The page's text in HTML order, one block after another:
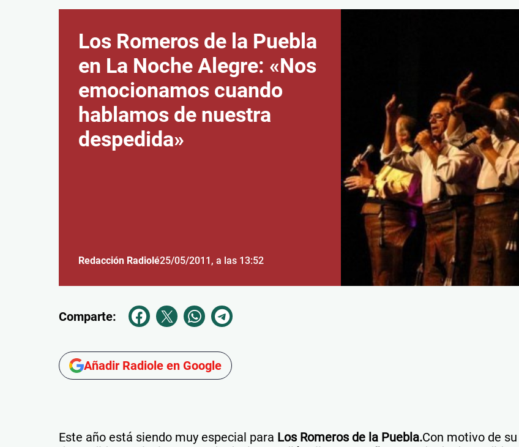
Los Romeros de la Puebla
en La Noche Alegre: «Nos
emocionamos cuando
hablamos de nuestra
despedida»
Redacción Radiolé25/05/2011 , a las 13:52
Comparte:
Añadir Radiole en Google
Este año está siendo muy especial para Los Romeros de la Puebla.Con motivo de su